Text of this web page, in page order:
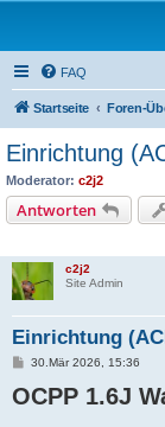
FAQ
Startseite Foren-
Einrichtung
Moderator: c2j2
Antworten
c2j2
Site Admin
Einrichtung
B
i
t
30.Mär 2026, 15:36
OCPP 1.6J